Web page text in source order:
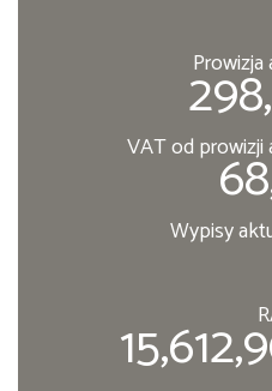
VAT od prowizji
Wypisy